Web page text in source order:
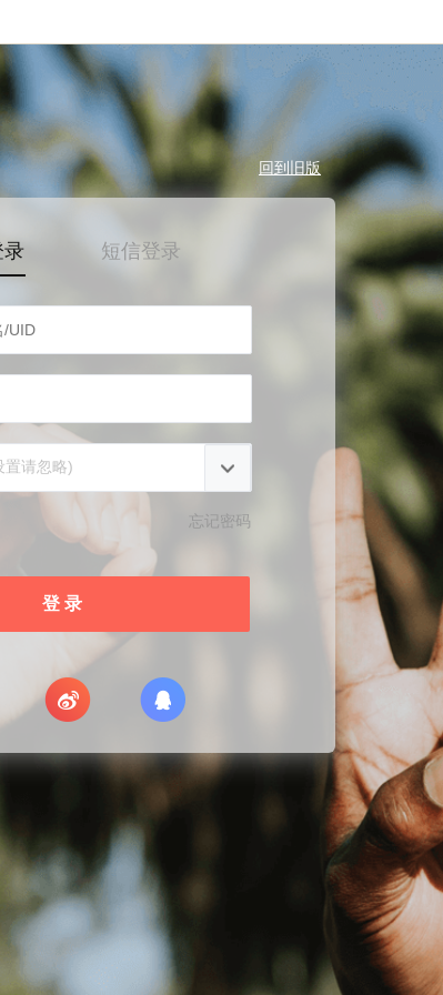
回到旧版
录 短信登录
置请忽略)
忘记密码
登 录